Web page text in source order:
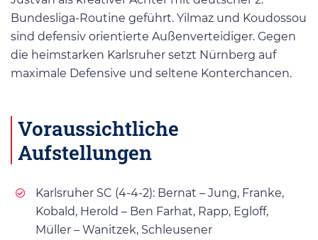
Bundesliga-Routine geführt. Yilmaz und Koudossou
sind defensiv orientierte Außenverteidiger. Gegen
die heimstarken Karlsruher setzt Nürnberg auf
maximale Defensive und seltene Konterchancen.
Voraussichtliche
Aufstellungen
Karlsruher SC (4-4-2): Bernat – Jung, Franke,
Kobald, Herold – Ben Farhat, Rapp, Egloff,
Müller – Wanitzek, Schleusener